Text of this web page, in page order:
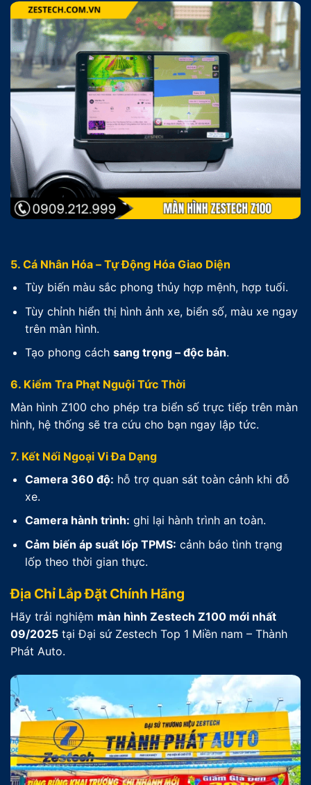
5. Cá Nhân Hóa – Tự Động Hóa Giao Diện
Tùy biến màu sắc phong thủy hợp mệnh, hợp tuổi.
Tùy chỉnh hiển thị hình ảnh xe, biển số, màu xe ngay
trên màn hình.
Tạo phong cách sang trọng – độc bản.
6. Kiểm Tra Phạt Nguội Tức Thời
Màn hình Z100 cho phép tra biển số trực tiếp trên màn
hình, hệ thống sẽ tra cứu cho bạn ngay lập tức.
7. Kết Nối Ngoại Vi Đa Dạng
Camera 360 độ: hỗ trợ quan sát toàn cảnh khi đỗ
xe.
Camera hành trình: ghi lại hành trình an toàn.
Cảm biến áp suất lốp TPMS: cảnh báo tình trạng
lốp theo thời gian thực.
Địa Chỉ Lắp Đặt Chính Hãng
Hãy trải nghiệm màn hình Zestech Z100 mới nhất
09/2025 tại Đại sứ Zestech Top 1 Miền nam – Thành
Phát Auto.